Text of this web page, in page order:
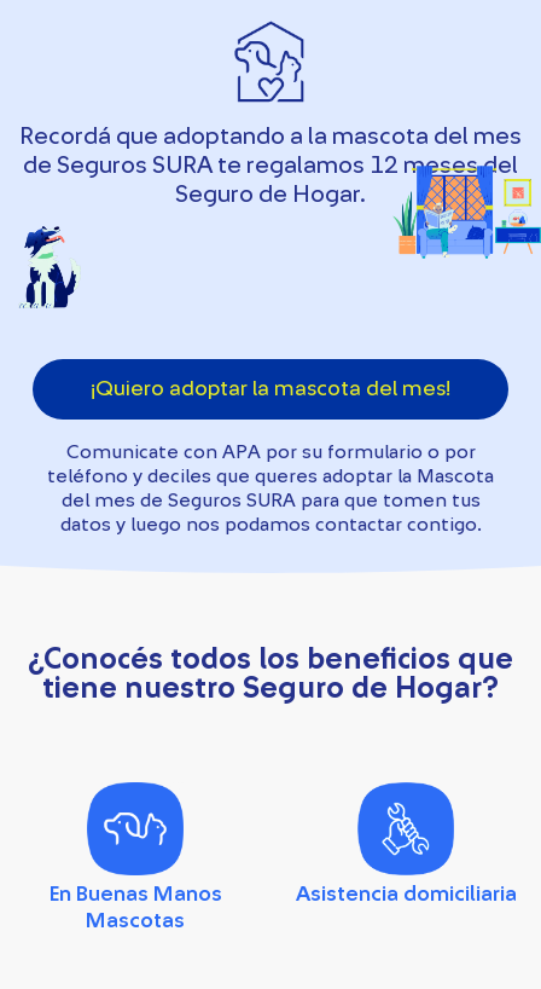
Recordá que adoptando a la mascota del mes
de Seguros SURA te regalamos 12 meses del
Seguro de Hogar.
¡Quiero adoptar la mascota del mes!
Comunicate con APA por su formulario o por
teléfono y deciles que queres adoptar la Mascota
del mes de Seguros SURA para que tomen tus
datos y luego nos podamos contactar contigo.
¿Conocés todos los beneficios que
tiene nuestro Seguro de Hogar?
En Buenas Manos
Mascotas​
Asistencia domiciliaria